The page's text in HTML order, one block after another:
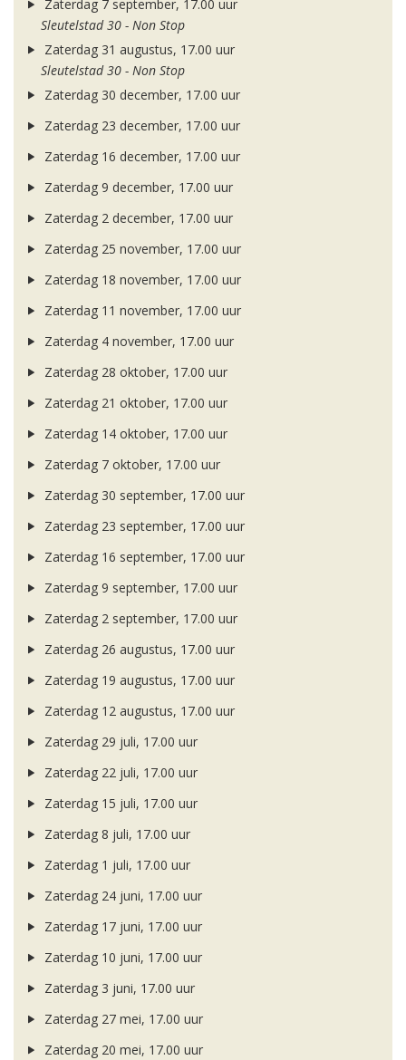
Zaterdag 7 september, 17.00 uur
Sleutelstad 30 - Non Stop
Zaterdag 31 augustus, 17.00 uur
Sleutelstad 30 - Non Stop
Zaterdag 30 december, 17.00 uur
Zaterdag 23 december, 17.00 uur
Zaterdag 16 december, 17.00 uur
Zaterdag 9 december, 17.00 uur
Zaterdag 2 december, 17.00 uur
Zaterdag 25 november, 17.00 uur
Zaterdag 18 november, 17.00 uur
Zaterdag 11 november, 17.00 uur
Zaterdag 4 november, 17.00 uur
Zaterdag 28 oktober, 17.00 uur
Zaterdag 21 oktober, 17.00 uur
Zaterdag 14 oktober, 17.00 uur
Zaterdag 7 oktober, 17.00 uur
Zaterdag 30 september, 17.00 uur
Zaterdag 23 september, 17.00 uur
Zaterdag 16 september, 17.00 uur
Zaterdag 9 september, 17.00 uur
Zaterdag 2 september, 17.00 uur
Zaterdag 26 augustus, 17.00 uur
Zaterdag 19 augustus, 17.00 uur
Zaterdag 12 augustus, 17.00 uur
Zaterdag 29 juli, 17.00 uur
Zaterdag 22 juli, 17.00 uur
Zaterdag 15 juli, 17.00 uur
Zaterdag 8 juli, 17.00 uur
Zaterdag 1 juli, 17.00 uur
Zaterdag 24 juni, 17.00 uur
Zaterdag 17 juni, 17.00 uur
Zaterdag 10 juni, 17.00 uur
Zaterdag 3 juni, 17.00 uur
Zaterdag 27 mei, 17.00 uur
Zaterdag 20 mei, 17.00 uur